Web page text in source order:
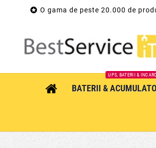
 O gama de peste 20.000 de
BATERII &
UPS, BATERII &